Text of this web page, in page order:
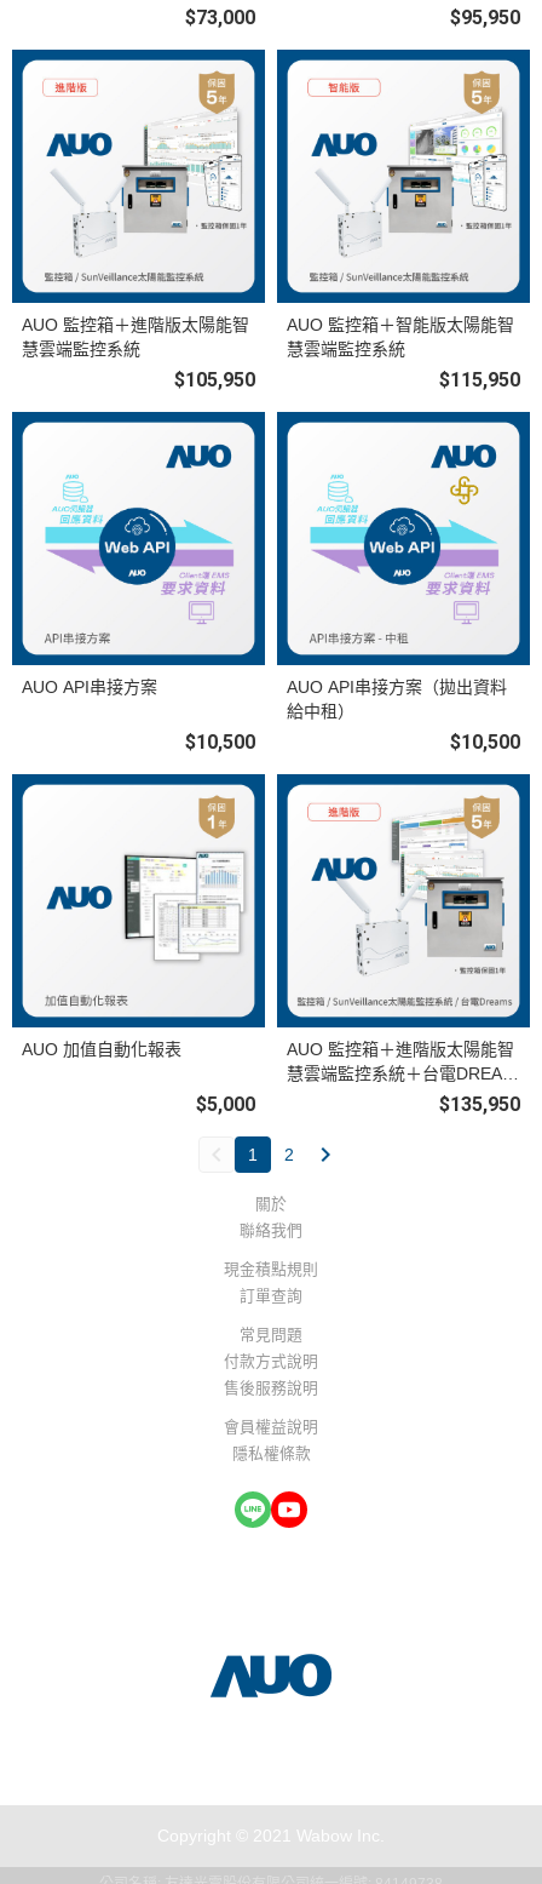
$73,000 $95,950
AUO 監控箱＋進階版太陽能智
慧雲端監控系統
$105,950
AUO 監控箱＋智能版太陽能智
慧雲端監控系統
$115,950
AUO API串接方案
$10,500
AUO API串接方案（拋出資料
給中租）
$10,500
AUO 加值自動化報表
$5,000
AUO 監控箱＋進階版太陽能智
慧雲端監控系統＋台電DREAM
$135,950
1 2
關於
聯絡我們
現金積點規則
訂單查詢
常見問題
付款方式說明
售後服務說明
會員權益說明
隱私權條款
Copyright © 2021 Wabow Inc.